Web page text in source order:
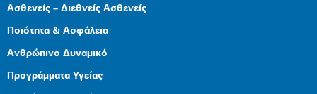
Ασθενείς – Διεθνείς Ασθενείς
Ποιότητα & Ασφάλεια
Ανθρώπινο Δυναμικό
Προγράμματα Υγείας